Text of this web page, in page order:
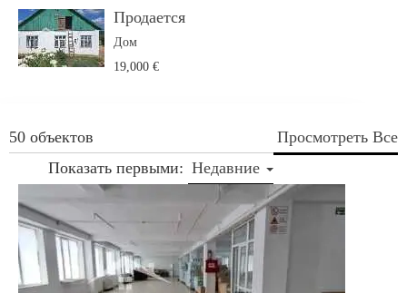
Продается
Дом
19,000 €
Просмотреть Все
50 объектов
Показать первыми: Недавние